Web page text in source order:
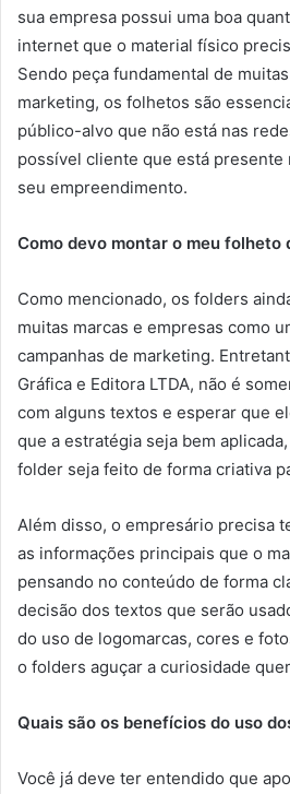
sua empresa possui uma boa
internet que o material físico
Sendo peça fundamental de
marketing, os folhetos são
público-alvo que não está nas
possível cliente que está presente
seu empreendimento.
Como devo montar o meu folheto
Como mencionado, os folders
muitas marcas e empresas como
campanhas de marketing.
Gráfica e Editora LTDA, não é
com alguns textos e esperar que
que a estratégia seja bem
folder seja feito de forma criativa
Além disso, o empresário precisa
as informações principais que o
pensando no conteúdo de forma
decisão dos textos que serão
do uso de logomarcas, cores e
o folders aguçar a curiosidade
Quais são os benefícios do uso
Você já deve ter entendido que